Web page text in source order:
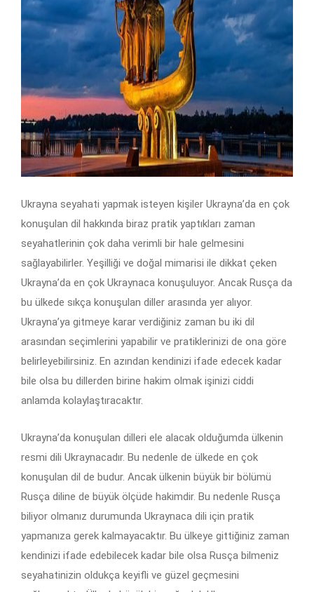
Ukrayna seyahati yapmak isteyen kişiler Ukrayna’da en çok
konuşulan dil hakkında biraz pratik yaptıkları zaman
seyahatlerinin çok daha verimli bir hale gelmesini
sağlayabilirler. Yeşilliği ve doğal mimarisi ile dikkat çeken
Ukrayna’da en çok Ukraynaca konuşuluyor. Ancak Rusça da
bu ülkede sıkça konuşulan diller arasında yer alıyor.
Ukrayna’ya gitmeye karar verdiğiniz zaman bu iki dil
arasından seçimlerini yapabilir ve pratiklerinizi de ona göre
belirleyebilirsiniz. En azından kendinizi ifade edecek kadar
bile olsa bu dillerden birine hakim olmak işinizi ciddi
anlamda kolaylaştıracaktır.
Ukrayna’da konuşulan dilleri ele alacak olduğumda ülkenin
resmi dili Ukraynacadır. Bu nedenle de ülkede en çok
konuşulan dil de budur. Ancak ülkenin büyük bir bölümü
Rusça diline de büyük ölçüde hakimdir. Bu nedenle Rusça
biliyor olmanız durumunda Ukraynaca dili için pratik
yapmanıza gerek kalmayacaktır. Bu ülkeye gittiğiniz zaman
kendinizi ifade edebilecek kadar bile olsa Rusça bilmeniz
seyahatinizin oldukça keyifli ve güzel geçmesini